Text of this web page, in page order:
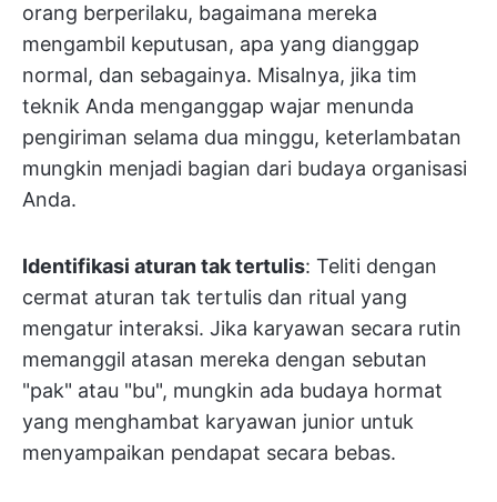
orang berperilaku, bagaimana mereka
mengambil keputusan, apa yang dianggap
normal, dan sebagainya. Misalnya, jika tim
teknik Anda menganggap wajar menunda
pengiriman selama dua minggu, keterlambatan
mungkin menjadi bagian dari budaya organisasi
Anda.
Identifikasi aturan tak tertulis: Teliti dengan
cermat aturan tak tertulis dan ritual yang
mengatur interaksi. Jika karyawan secara rutin
memanggil atasan mereka dengan sebutan
"pak" atau "bu", mungkin ada budaya hormat
yang menghambat karyawan junior untuk
menyampaikan pendapat secara bebas.